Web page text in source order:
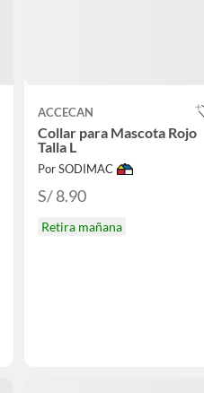
ACCECAN
Collar para Mascota Rojo
Talla L
Por SODIMAC
S/ 8.90
Retira mañana